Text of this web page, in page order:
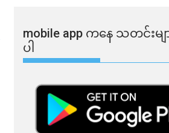
mobile app ​​ကနေ ​​သတင်းမ
ပါ